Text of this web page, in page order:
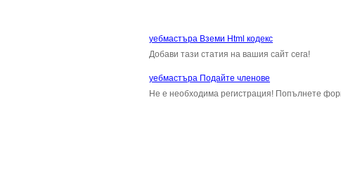
уебмастъра Вземи Html кодекс
Добави тази статия на вашия сайт сега!
уебмастъра Подайте членове
Не е необходима регистрация! Попълнете